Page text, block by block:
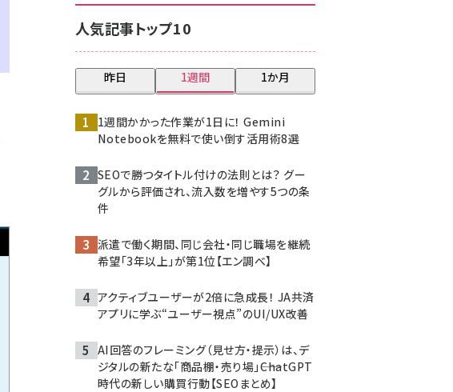
人気記事トップ10
昨日 1週間 1か月
1週間かかった作業が1日に！ Gemini
Notebookを無料で使い倒す活用術8選
SEOで勝つタイトル付けの法則とは？ グー
グルから評価され、流入数を増やす5つの条
件
派遣で働く期間、同じ会社・同じ職場を継続
希望「3年以上」が第1位【エン調べ】
アクティブユーザーが2倍に急成長！ JA共済
アプリに学ぶ“ユーザー視点”のUI/UX改善
AI回答のフレーミング（見せ方・提示）は、デ
ジタルの新たな「商品棚・売り場」――ChatGPT
時代の新しい購買行動【SEOまとめ】